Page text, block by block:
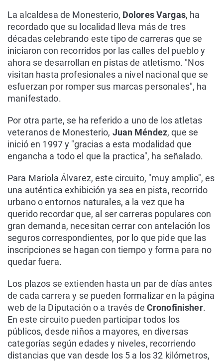
La alcaldesa de Monesterio, Dolores Vargas, ha
recordado que su localidad lleva más de tres
décadas celebrando este tipo de carreras que se
iniciaron con recorridos por las calles del pueblo y
ahora se desarrollan en pistas de atletismo. "Nos
visitan hasta profesionales a nivel nacional que se
esfuerzan por romper sus marcas personales", ha
manifestado.
Por otra parte, se ha referido a uno de los atletas
veteranos de Monesterio, Juan Méndez, que se
inició en 1997 y "gracias a esta modalidad que
engancha a todo el que la practica", ha señalado.
Para Mariola Álvarez, este circuito, "muy amplio", es
una auténtica exhibición ya sea en pista, recorrido
urbano o entornos naturales, a la vez que ha
querido recordar que, al ser carreras populares con
gran demanda, necesitan cerrar con antelación los
seguros correspondientes, por lo que pide que las
inscripciones se hagan con tiempo y forma para no
quedar fuera.
Los plazos se extienden hasta un par de días antes
de cada carrera y se pueden formalizar en la página
web de la Diputación o a través de Cronofinisher.
En este circuito pueden participar todos los
públicos, desde niños a mayores, en diversas
categorías según edades y niveles, recorriendo
distancias que van desde los 5 a los 32 kilómetros,